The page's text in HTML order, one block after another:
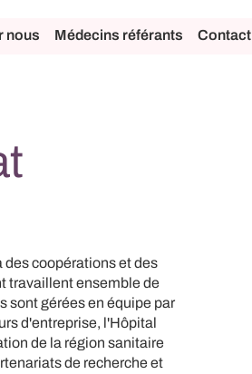
nous Médecins référants Contact
des coopérations et des
travaillent ensemble de
sont gérées en équipe par
d'entreprise, l'Hôpital
de la région sanitaire
de recherche et